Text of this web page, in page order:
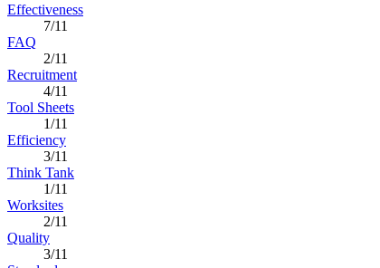
Effectiveness
7/11
FAQ
2/11
Recruitment
4/11
Tool Sheets
1/11
Efficiency
3/11
Think Tank
1/11
Worksites
2/11
Quality
3/11